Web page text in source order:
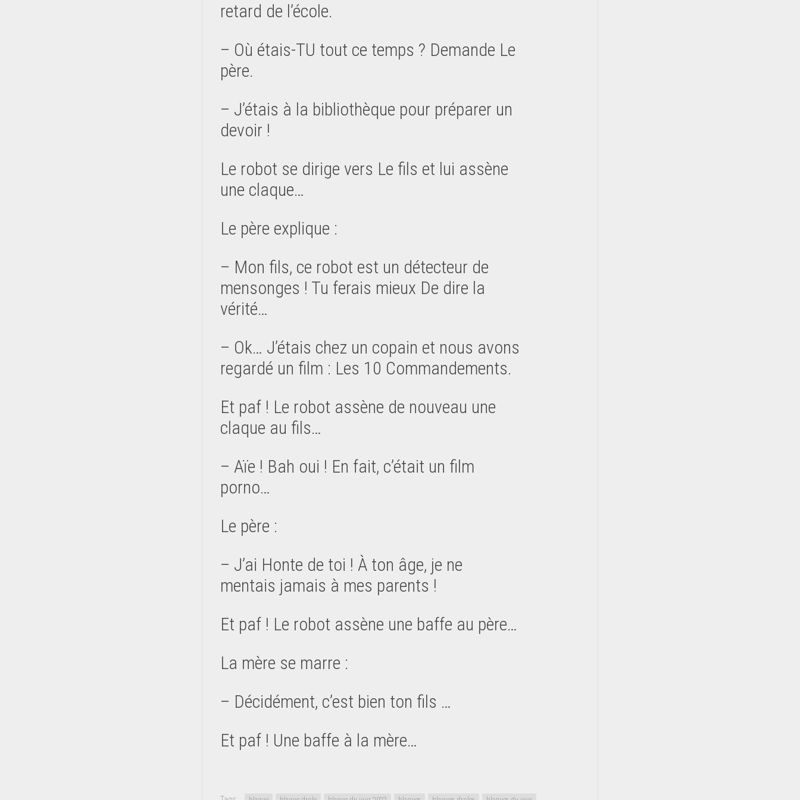
retard de l’école.
– Où étais-TU tout ce temps ? Demande Le
père.
– J’étais à la bibliothèque pour préparer un
devoir !
Le robot se dirige vers Le fils et lui assène
une claque…
Le père explique :
– Mon fils, ce robot est un détecteur de
mensonges ! Tu ferais mieux De dire la
vérité…
– Ok… J’étais chez un copain et nous avons
regardé un film : Les 10 Commandements.
Et paf ! Le robot assène de nouveau une
claque au fils…
– Aïe ! Bah oui ! En fait, c’était un film
porno…
Le père :
– J’ai Honte de toi ! À ton âge, je ne
mentais jamais à mes parents !
Et paf ! Le robot assène une baffe au père…
La mère se marre :
– Décidément, c’est bien ton fils …
Et paf ! Une baffe à la mère…